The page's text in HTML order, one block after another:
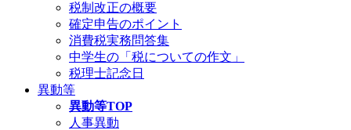
税制改正の概要
確定申告のポイント
消費税実務問答集
中学生の「税についての作文」
税理士記念日
異動等
異動等TOP
人事異動